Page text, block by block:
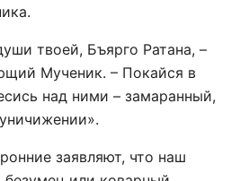
твоей, Бъярго Ратана, –
Мученик. – Покайся в
над ними – замаранный,
заявляют, что наш